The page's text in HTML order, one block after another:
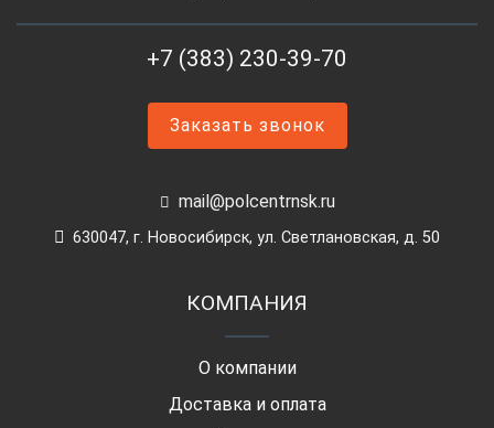
+7 (383) 230-39-70
Заказать звонок
mail@polcentrnsk.ru
630047, г. Новосибирск, ул. Светлановская, д. 50
КОМПАНИЯ
О компании
Доставка и оплата